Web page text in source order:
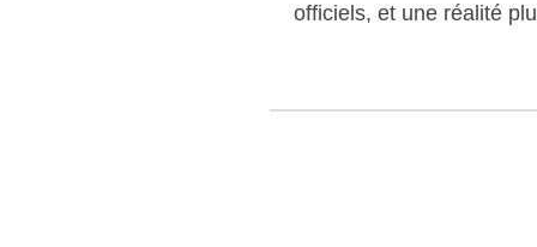
officiels, et une réalité